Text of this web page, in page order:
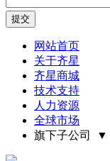
提交
网站首页
关于齐星
齐星商城
技术支持
人力资源
全球市场
旗下子公司 ▼